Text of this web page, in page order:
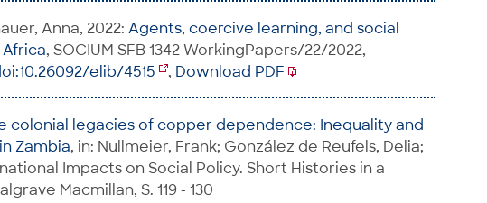
Anna, 2022: Agents, coercive learning, and social
, SOCIUM SFB 1342 WorkingPapers/22/2022,
elib/4515 , Download PDF
colonial legacies of copper dependence: Inequality and
Zambia, in: Nullmeier, Frank; González de Reufels, Delia;
Impacts on Social Policy. Short Histories in a
Macmillan, S. 119 - 130